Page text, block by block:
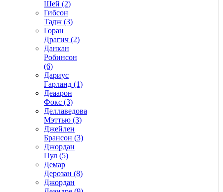
Шей (2)
Гибсон
Тадж (3)
Горан
Драгич (2)
Данкан
Робинсон
(6)
Дариус
Гарланд (1)
Деаарон
Фокс (3)
Деллаведова
Мэттью (3)
Джейлен
Брансон (3)
Джордан
Пул (5)
Демар
Дерозан (8)
Джордан